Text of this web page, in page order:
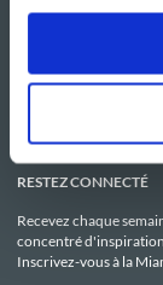
Le Mag'
Boutique
RESTEZ CONNECTÉ
Recevez chaque
concentré
Inscrivez-vous à la